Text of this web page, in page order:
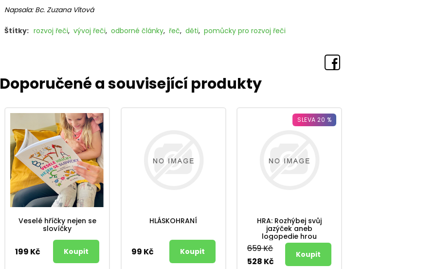
Napsala: Bc. Zuzana Vítová
Štítky: rozvoj řeči, vývoj řeči, odborné články, řeč, děti, pomůcky pro rozvoj řeči
Doporučené a související produkty
Veselé hříčky nejen se
slovíčky
199 Kč
HLÁSKOHRANÍ
99 Kč
SLEVA 20 %
HRA: Rozhýbej svůj
jazýček aneb
logopedie hrou
659 Kč
528 Kč